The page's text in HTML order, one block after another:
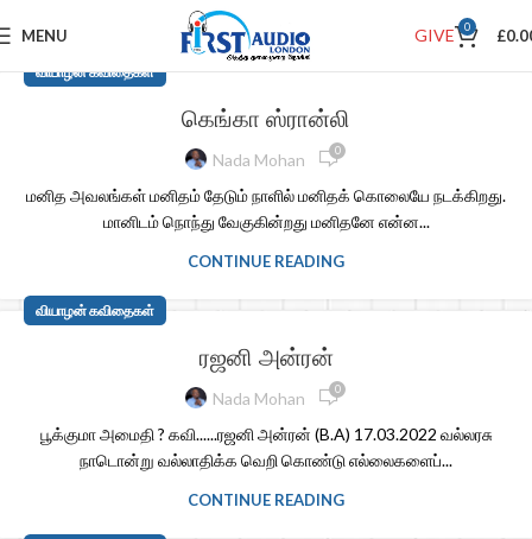
MENU GIVE 0 £
வியாழன் கவிதைகள்
கெங்கா ஸ்ரான்லி
Nada Mohan 0
மனித அவலங்கள் மனிதம் தேடும் நாளில் மனிதக் கொலையே நடக்கிறது.
மானிடம் நொந்து வேகுகின்றது மனிதனே என்ன...
CONTINUE READING
வியாழன் கவிதைகள்
ரஜனி அன்ரன்
Nada Mohan 0
பூக்குமா அமைதி ? கவி......ரஜனி அன்ரன் (B.A) 17.03.2022 வல்லரசு
நாடொன்று வல்லாதிக்க வெறி கொண்டு எல்லைகளைப்...
CONTINUE READING